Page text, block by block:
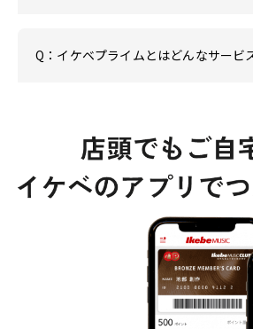
Q：イケベプライムとはどんなサービ